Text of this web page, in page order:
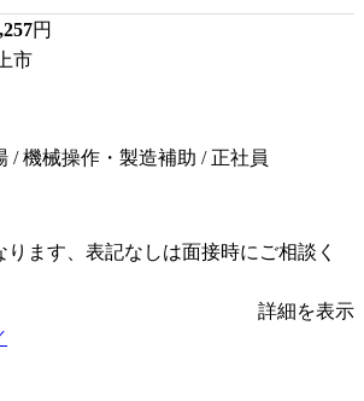
円
市
/ 機械操作・製造補助 / 正社員
ます、表記なしは面接時にご相談く
詳細を表示